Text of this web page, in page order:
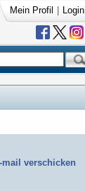
Mein Profil Login
verschicken